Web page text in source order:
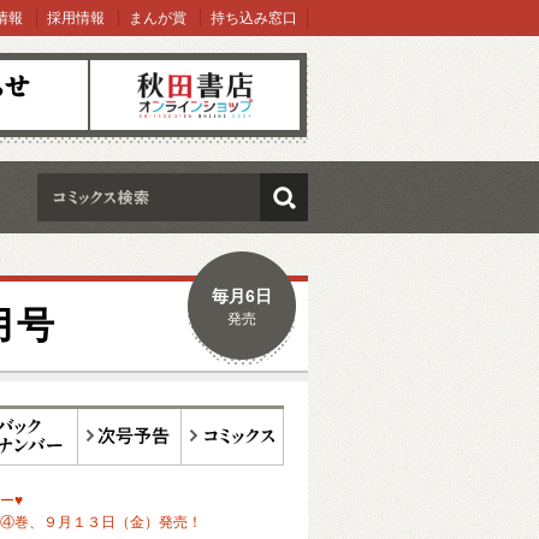
オンラインショップ
報 採用情報 まんが賞 持ち込み窓口
検索
号
毎月6日
発売
♥
巻、９月１３日（金）発売！